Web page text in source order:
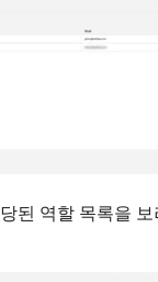
된 역할 목록을 보